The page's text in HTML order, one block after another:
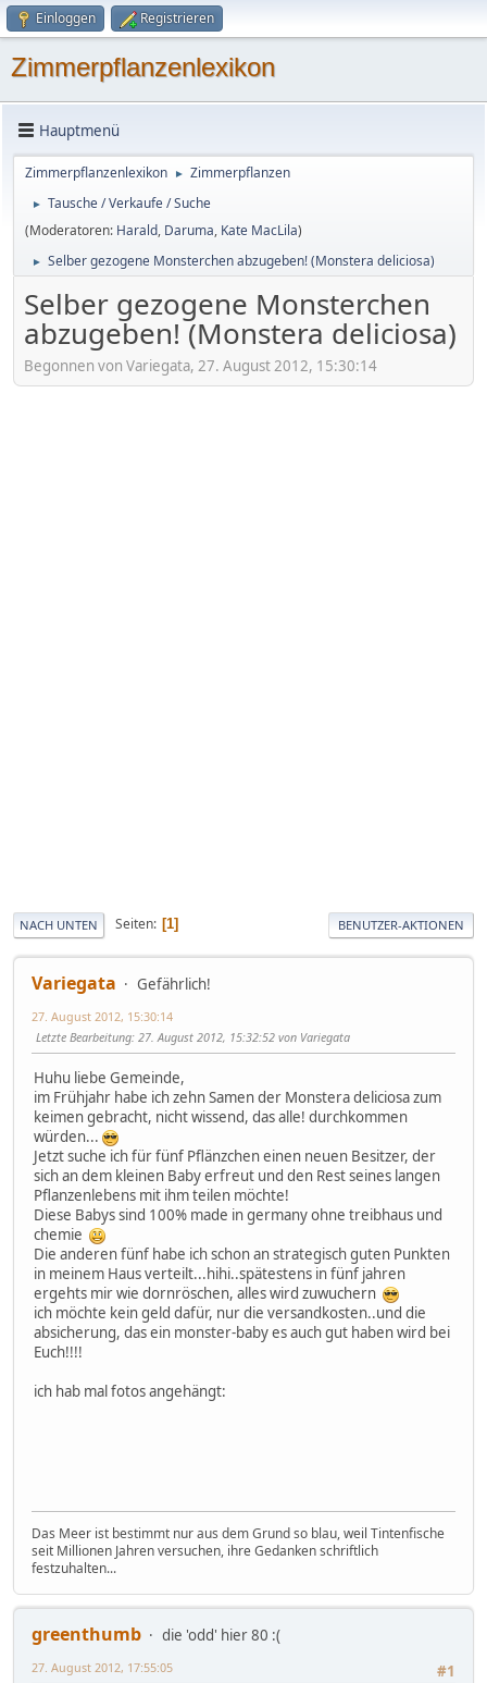
Einloggen Registrieren
Zimmerpflanzenlexikon
Hauptmenü
Zimmerpflanzenlexikon ► Zimmerpflanzen
►
Tausche / Verkaufe / Suche
(Moderatoren: Harald, Daruma, Kate MacLila)
► Selber gezogene Monsterchen abzugeben! (Monstera deliciosa)
Selber gezogene Monsterchen
abzugeben! (Monstera deliciosa)
Begonnen von Variegata, 27. August 2012, 15:30:14
NACH UNTEN Seiten 1 BENUTZER-AKTIONEN
Variegata Gefährlich!
27. August 2012, 15:30:14
Letzte Bearbeitung: 27. August 2012, 15:32:52 von Variegata
Huhu liebe Gemeinde,
im Frühjahr habe ich zehn Samen der Monstera deliciosa zum
keimen gebracht, nicht wissend, das alle! durchkommen
würden...
Jetzt suche ich für fünf Pflänzchen einen neuen Besitzer, der
sich an dem kleinen Baby erfreut und den Rest seines langen
Pflanzenlebens mit ihm teilen möchte!
Diese Babys sind 100% made in germany ohne treibhaus und
chemie
Die anderen fünf habe ich schon an strategisch guten Punkten
in meinem Haus verteilt...hihi..spätestens in fünf jahren
ergehts mir wie dornröschen, alles wird zuwuchern
ich möchte kein geld dafür, nur die versandkosten..und die
absicherung, das ein monster-baby es auch gut haben wird bei
Euch!!!!
ich hab mal fotos angehängt:
Das Meer ist bestimmt nur aus dem Grund so blau, weil Tintenfische
seit Millionen Jahren versuchen, ihre Gedanken schriftlich
festzuhalten...
greenthumb
die 'odd' hier 80 :(
#1
27. August 2012, 17:55:05